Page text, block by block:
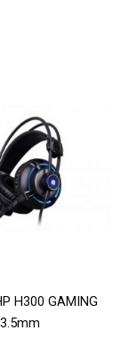
H300 GAMING